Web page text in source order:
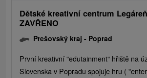
Dětské kreativní centrum
ZAVŘENO
Prešovský kraj - Poprad
První kreativní "edutainment" hřiště na
Slovenska v Popradu spojuje hru (